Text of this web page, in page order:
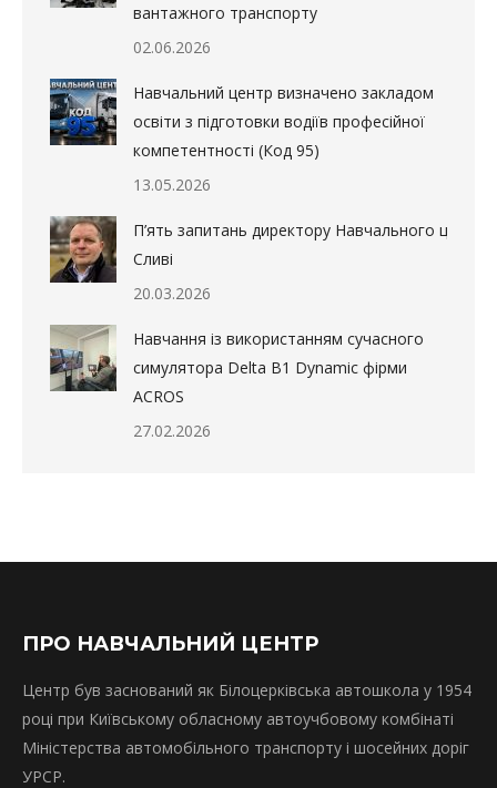
вантажного транспорту
02.06.2026
Навчальний центр визначено закладом
освіти з підготовки водіїв професійної
компетентності (Код 95)
13.05.2026
П’ять запитань директору Навчального центру
Сливі
20.03.2026
Навчання із використанням сучасного
симулятора Delta B1 Dynamic фірми
ACROS
27.02.2026
ПРО НАВЧАЛЬНИЙ ЦЕНТР
Центр був заснований як Білоцерківська автошкола у 1954
році при Київському обласному автоучбовому комбінаті
Міністерства автомобільного транспорту і шосейних доріг
УРСР.